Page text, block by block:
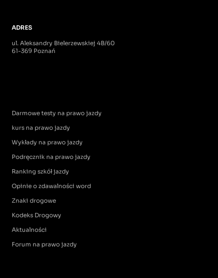
ADRES
ul. Aleksandry Bielerzewskiej 4B/60
61-369 Poznań
Darmowe testy na prawo jazdy
kurs na prawo jazdy
Wykłady na prawo jazdy
Podręcznik na prawo jazdy
Ranking szkół jazdy
Opinie o zdawalności word
Znaki drogowe
Kodeks Drogowy
Aktualności
Forum na prawo jazdy